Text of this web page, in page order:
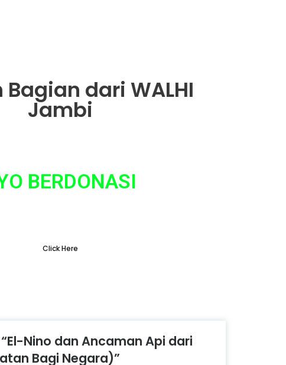
dari WALHI
Jambi
BERDONASI
Click Here
Nino dan Ancaman Api dari
Bagi Negara)”